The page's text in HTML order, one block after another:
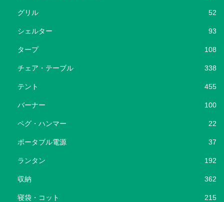
グリル 52
シェルター 93
タープ 108
チェア・テーブル 338
テント 455
バーナー 100
ペグ・ハンマー 22
ポータブル電源 37
ランタン 192
収納 362
寝袋・コット 215